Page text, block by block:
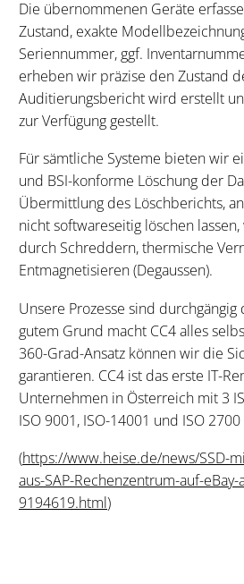
Die übernommenen Geräte
Zustand, exakte
Seriennummer, ggf.
erheben wir präzise den Zustand
Auditierungsbericht wird erstellt
zur Verfügung gestellt.
Für sämtliche Systeme bieten wir
und BSI-konforme Löschung der
Übermittlung des Löschberichts,
nicht softwareseitig löschen
durch Schreddern, thermische
Entmagnetisieren (Degaussen).
Unsere Prozesse sind
gutem Grund macht CC4 alles
360-Grad-Ansatz können wir die
garantieren. CC4 ist das erste IT-
Unternehmen in Österreich mit 3
ISO 9001, ISO-14001 und ISO 2700
(https://www.heise.de/news/SSD-
aus-SAP-Rechenzentrum-auf-
9194619.html)